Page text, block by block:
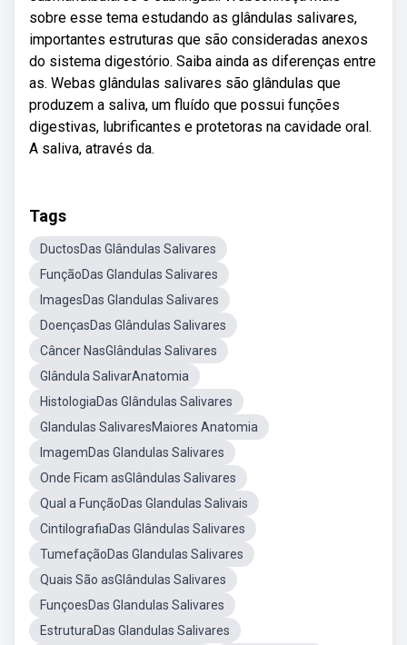
sobre esse tema estudando as glândulas salivares,
importantes estruturas que são consideradas anexos
do sistema digestório. Saiba ainda as diferenças entre
as. Webas glândulas salivares são glândulas que
produzem a saliva, um fluído que possui funções
digestivas, lubrificantes e protetoras na cavidade oral.
A saliva, através da.
Tags
DuctosDas Glândulas Salivares
FunçãoDas Glandulas Salivares
ImagesDas Glandulas Salivares
DoençasDas Glândulas Salivares
Câncer NasGlândulas Salivares
Glândula SalivarAnatomia
HistologiaDas Glândulas Salivares
Glandulas SalivaresMaiores Anatomia
ImagemDas Glandulas Salivares
Onde Ficam asGlândulas Salivares
Qual a FunçãoDas Glandulas Salivais
CintilografiaDas Glândulas Salivares
TumefaçãoDas Glandulas Salivares
Quais São asGlândulas Salivares
FunçoesDas Glandulas Salivares
EstruturaDas Glandulas Salivares